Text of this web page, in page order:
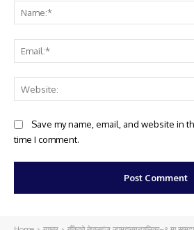
Save my name, email, and website in
time I comment.